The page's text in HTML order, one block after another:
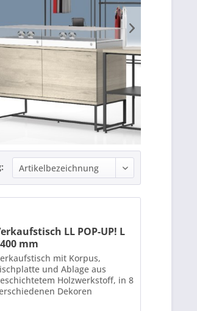
LL POP-UP! L
mm
mit Korpus,
und Ablage aus
Holzwerkstoff, in 8
Dekoren